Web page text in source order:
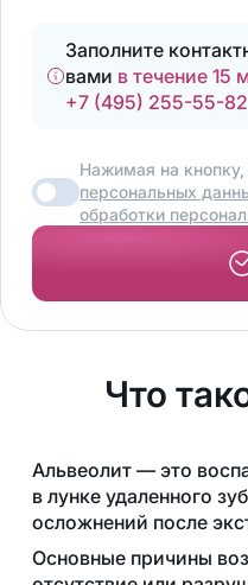
Заполните
вами в течение 15
+7 (495) 255-55-82
Нажимая на
персональных
обработки
Что
Альвеолит — это
в лунке удаленного
осложнений после
Основные причины